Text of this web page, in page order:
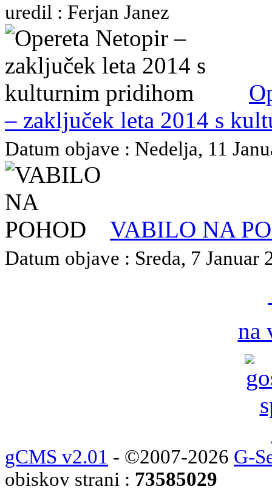
uredil : Ferjan Janez
– zaključek leta 2014 s
Datum objave : Nedelja, 11
VABILO NA
Datum objave : Sreda, 7 Januar
na
gCMS v2.01 - ©2007-2026 G-
obiskov strani : 73585029